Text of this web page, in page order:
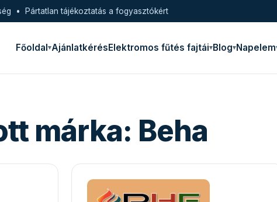
• Pártatlan tájékoztatás a fogyasztókért
Főoldal AjánlatkérésElektromos fűtés fajtái Blog Napelem
márka: Beha